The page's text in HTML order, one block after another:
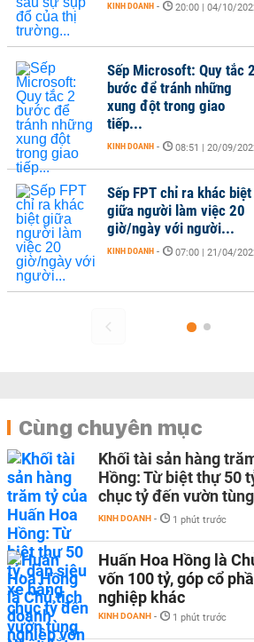
KINH DOANH - 20:00 | 04/10/
Sếp Microsoft: Quy tắc 2
bước để tránh những
xung đột trong giao
tiếp...
KINH DOANH - 08:51 | 20/09/
Sếp FPT chỉ ra khác biệt
giữa người làm việc 20
giờ/ngày với người...
KINH DOANH - 07:00 | 21/04/
Cùng chuyên mục
Khối tài sản hàng
Hồng: Từ biệt thự 50
chục tỷ đến vườn
KINH DOANH - 1 phút trước
Huấn Hoa Hồng là
vốn 100 tỷ, góp cổ
nghiệp khác
KINH DOANH - 1 phút trước